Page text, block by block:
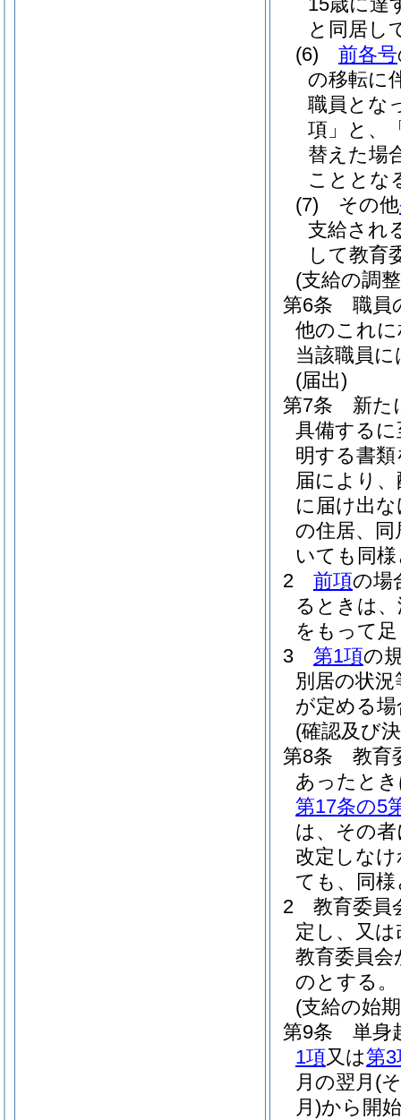
と同居し
(6)
前各号
の移転に
職員とな
項」と、
替えた場
こととな
(7)
その他
支給され
して教育
(支給の調
第6条
職員
他のこれ
当該職員
(届出)
第7条
新た
具備する
明する書
届により
に届け出
の住居、
いても同
2
前項の場
るときは
をもって
3
第1項の
別居の状
が定める
(確認及び
第8条
教育
あったと
第17条の5
は、その
改定しな
ても、同
2
教育委員
定し、又
教育委員
のとする。
(支給の始
第9条
単身
1項又は第3
月の翌月 (
月)から開